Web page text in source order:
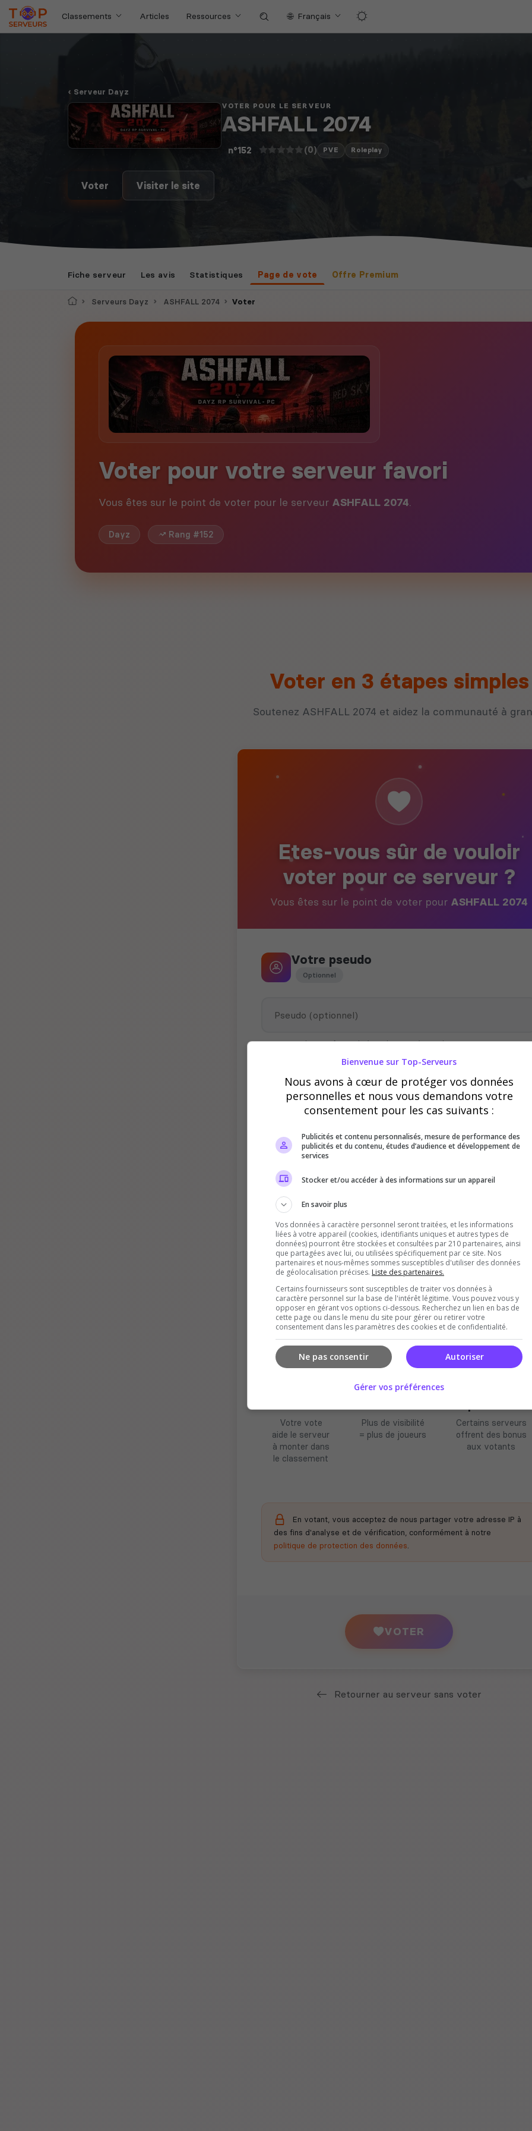
Classements Articles Ressources Français
Serveur Dayz
VOTER POUR LE SERVEUR
ASHFALL 2074
n°152 (0) PVE Roleplay
Voter Visiter le site
Fiche serveur Les avis Statistiques Page de vote Offre Premium
AccueilServeurs Dayz ASHFALL 2074 Voter
Voter pour votre serveur favori
Vous êtes sur le point de voter pour le serveur ASHFALL 2074.
Dayz Rang #152
Voter en 3 étapes simples
Soutenez ASHFALL 2074 et aidez la communauté à
Etes-vous sûr de vouloir
voter pour ce serveur ?
Vous êtes sur le point de voter pour ASHFALL 2074
Votre pseudo
Optionnel
Ce pseudo peut être utilisé par le propriétaire du serveur pour vous
Vérification
Requis
Cette étape nous aide à lutter contre les votes
automatisés
Pourquoi voter pour ASHFALL 2074 ?
Votre vote
aide le serveur
à monter dans
le classement
Soutient la
Plus de visibilité
= plus de joueurs
Certains serveurs
offrent des bonus
aux votants
En votant, vous acceptez de nous partager votre adresse IP à
des fins d'analyse et de vérification, conformément à notre
politique de protection des données.
VOTER
Retourner au serveur sans voter
Bienvenue sur Top-Serveurs
Nous avons à cœur de protéger vos données
personnelles et nous vous demandons votre
consentement pour les cas suivants :
Publicités et contenu personnalisés, mesure de performance des
publicités et du contenu, études d’audience et développement de
services
Stocker et/ou accéder à des informations sur un appareil
En savoir plus
Vos données à caractère personnel seront traitées, et les informations
liées à votre appareil (cookies, identifiants uniques et autres types de
données) pourront être stockées et consultées par 210 partenaires, ainsi
que partagées avec lui, ou utilisées spécifiquement par ce site. Nos
partenaires et nous-mêmes sommes susceptibles d'utiliser des données
de géolocalisation précises. Liste des partenaires.
Certains fournisseurs sont susceptibles de traiter vos données à
caractère personnel sur la base de l'intérêt légitime. Vous pouvez vous y
opposer en gérant vos options ci-dessous. Recherchez un lien en bas de
cette page ou dans le menu du site pour gérer ou retirer votre
consentement dans les paramètres des cookies et de confidentialité.
Autoriser
Ne pas consentir
Gérer vos préférences